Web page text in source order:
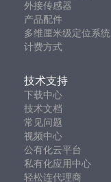
外接传感器
产品配件
多维厘米级定位系统
计费方式
技术支持
下载中心
技术文档
常见问题
视频中心
公有化云平台
私有化应用中心
轻松连代理商